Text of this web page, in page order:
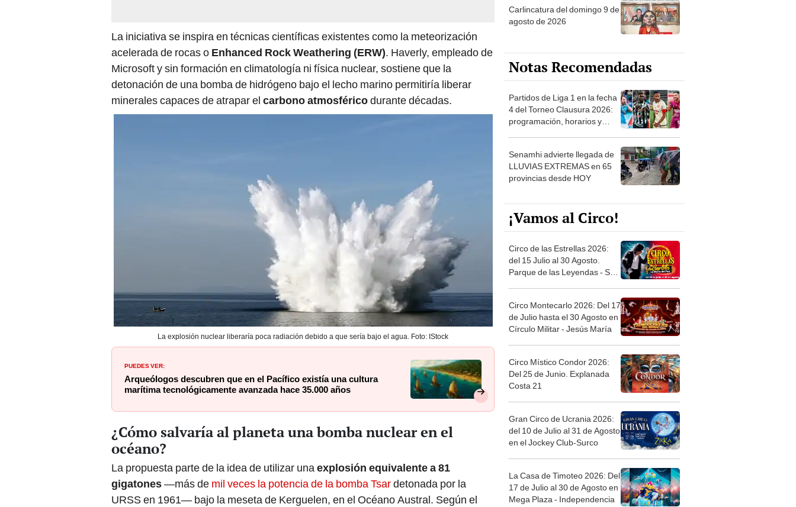
La iniciativa se inspira en técnicas científicas existentes como la meteorización
acelerada de rocas o Enhanced Rock Weathering (ERW). Haverly, empleado de
Microsoft y sin formación en climatología ni física nuclear, sostiene que la
detonación de una bomba de hidrógeno bajo el lecho marino permitiría liberar
minerales capaces de atrapar el carbono atmosféricodurante décadas.
La explosión nuclear liberaría poca radiación debido a que sería bajo el agua. Foto: IStock
PUEDES VER:
Arqueólogos descubren que en el Pacífico existía una cultura
marítima tecnológicamente avanzada hace 35.000 años
¿Cómo salvaría al planeta una bomba nuclear en el
océano?
La propuesta parte de la idea de utilizar unaexplosión equivalente a 81
gigatones—más de mil veces la potencia de la bomba Tsardetonada por la
URSS en 1961— bajo la meseta de Kerguelen, en el Océano Austral. Según el
Carlincatura del domingo 9 de
agosto de 2026
Notas Recomendadas
Partidos de Liga 1 en la fecha
4 del Torneo Clausura 2026:
programación, horarios y
Senamhi advierte llegada de
LLUVIAS EXTREMAS en 65
provincias desde HOY
¡Vamos al Circo!
Circo de las Estrellas 2026:
del 15 Julio al 30 Agosto.
Parque de las Leyendas - San
Circo Montecarlo 2026: Del 17
de Julio hasta el 30 Agosto en
Círculo Militar - Jesús María
Circo Místico Condor 2026:
Del 25 de Junio. Explanada
Costa 21
Gran Circo de Ucrania 2026:
del 10 de Julio al 31 de Agosto
en el Jockey Club-Surco
La Casa de Timoteo 2026: Del
17 de Julio al 30 de Agosto en
Mega Plaza - Independencia